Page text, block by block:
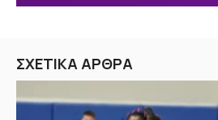
ΣΧΕΤΙΚΑ ΑΡΘΡΑ